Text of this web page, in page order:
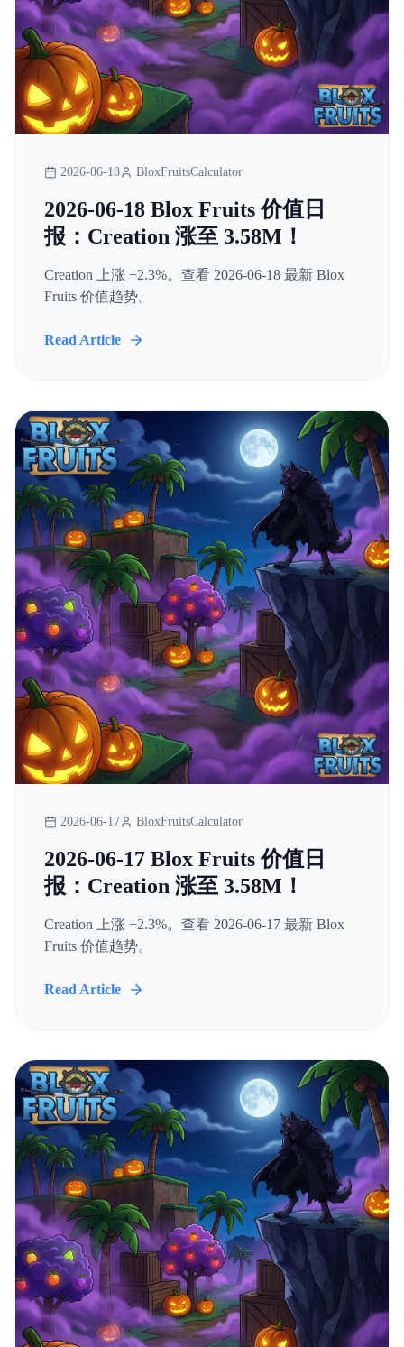
2026-06-18 BloxFruitsCalculator
2026-06-18 Blox Fruits 价值日
报：Creation 涨至 3.58M！
Creation 上涨 +2.3%。查看 2026-06-18 最新 Blox
Fruits 价值趋势。
Read Article
2026-06-17 BloxFruitsCalculator
2026-06-17 Blox Fruits 价值日
报：Creation 涨至 3.58M！
Creation 上涨 +2.3%。查看 2026-06-17 最新 Blox
Fruits 价值趋势。
Read Article